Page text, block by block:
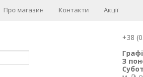
Про магазин Контакти Акції
+38
З